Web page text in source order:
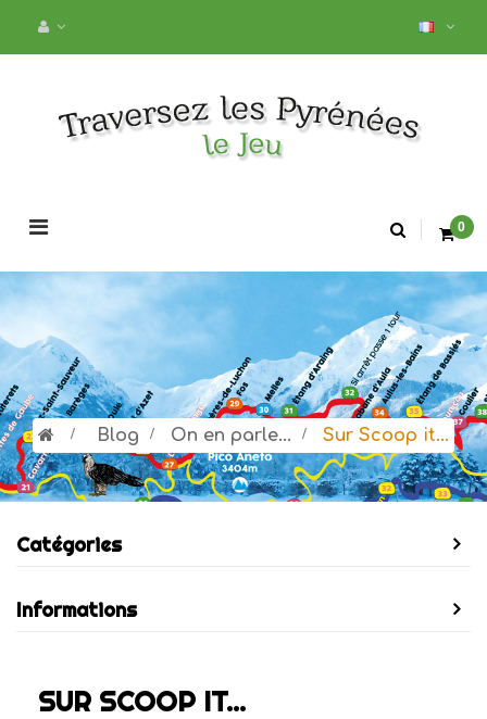
Basculer
navigation
0
> Blog > On en parle... > Sur Scoop it...
Catégories
Informations
SUR SCOOP IT...